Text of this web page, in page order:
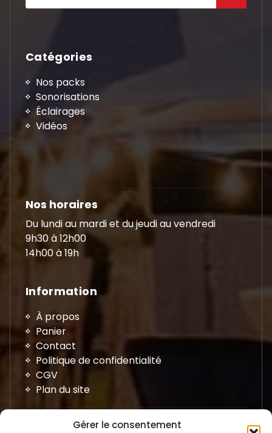
Gérer le consentement
Catégories
Nos packs
Sonorisations
Éclairages
Vidéos
Nos horaires
Du lundi au mardi et du jeudi au vendredi
9h30 à 12h00
14h00 à 19h
Information
À propos
Panier
Contact
Politique de confidentialité
CGV
Plan du site